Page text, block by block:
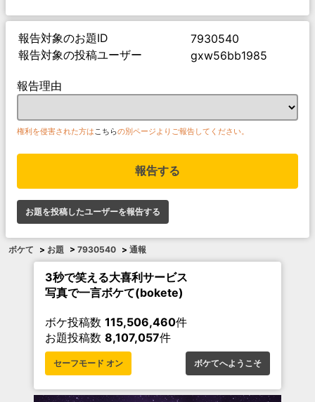
報告対象のお題ID
7930540
報告対象の投稿ユーザー
gxw56bb1985
報告理由
権利を侵害された方はこちらの別ページよりご報告してください。
報告する
お題を投稿したユーザーを報告する
ボケて > お題 > 7930540 > 通報
3秒で笑える大喜利サービス
写真で一言ボケて(bokete)
ボケ投稿数 115,506,460件
お題投稿数 8,107,057件
セーフモード オン ボケてへようこそ